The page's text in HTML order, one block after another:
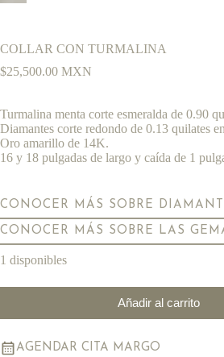
COLLAR CON TURMALINA
$25,500.00 MXN
Turmalina menta corte esmeralda de 0.90
Diamantes corte redondo de 0.13 quilates
Oro amarillo de 14K.
16 y 18 pulgadas de largo y caída de 1
CONOCER MÁS SOBRE
CONOCER MÁS SOBRE LAS
1 disponibles
Añadir al carrito
AGENDAR CITA MARGO